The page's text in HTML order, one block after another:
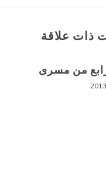
ذات علاقة
من مسرى